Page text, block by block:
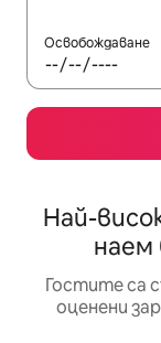
Освобождаване
Най-
наем
Гостите са
оценени